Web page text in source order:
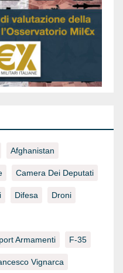
Afghanistan
Camera Dei Deputati
Difesa Droni
Armamenti F-35
Vignarca